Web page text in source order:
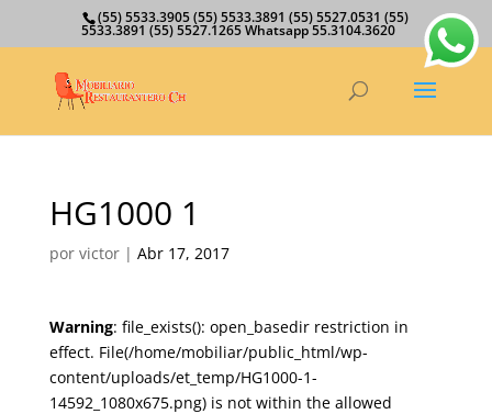
(55) 5533.3905 (55) 5533.3891 (55) 5527.0531 (55)
5533.3891 (55) 5527.1265 Whatsapp 55.3104.3620
HG1000 1
por victor| Abr 17, 2017
Warning: file_exists(): open_basedir restriction in
effect. File(/home/mobiliar/public_html/wp-
content/uploads/et_temp/HG1000-1-
14592_1080x675.png) is not within the allowed